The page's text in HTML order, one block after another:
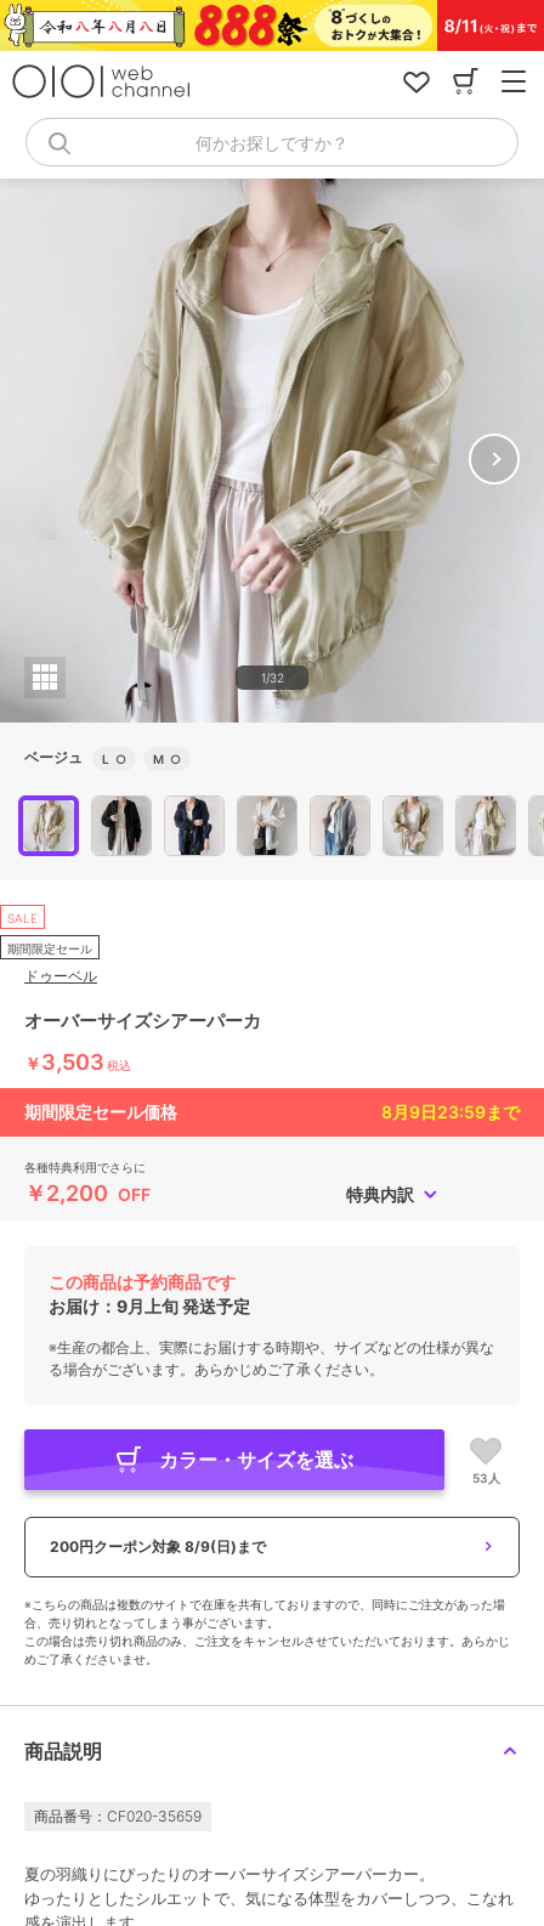
コ
ン
キ
何かお探しですか？
1/32
ベージュ L ○ M ○
SALE
期間限定セール
ドゥーベル
オーバーサイズシアーパーカ
￥3,503 税込
期間限定セール価格 8月9日23:59まで
各種特典利用でさらに
￥2,200 OFF 特典内訳
この商品は予約商品です
お届け： 9月上旬発送予定
※生産の都合上、実際にお届けする時期や、サイズなどの仕様が異な
る場合がございます。あらかじめご了承ください。
カラー・サイズを選ぶ
53人
200円クーポン対象 8/9(日)まで
※こちらの商品は複数のサイトで在庫を共有しておりますので、同時にご注文があった場
合、売り切れとなってしまう事がございます。
この場合は売り切れ商品のみ、ご注文をキャンセルさせていただいております。あらかじ
めご了承くださいませ。
商品説明
商品番号：CF020-35659
夏の羽織りにぴったりのオーバーサイズシアーパーカー。
ゆったりとしたシルエットで、気になる体型をカバーしつつ、こなれ